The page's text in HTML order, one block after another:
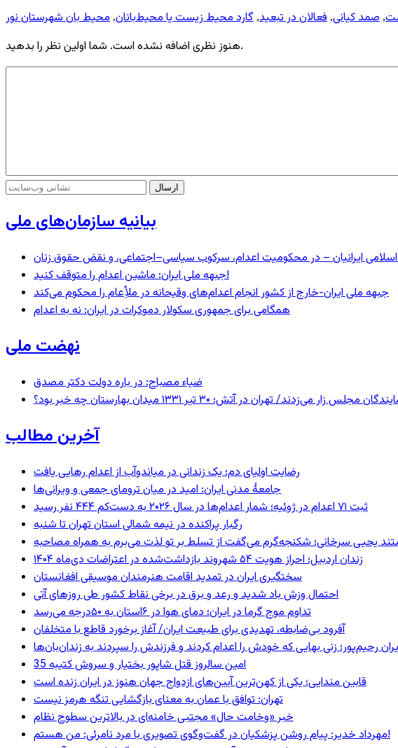
, صمد کیانی, فعالان در تبعید, گارد محيط زيست یا محيط‌بانان, محیط بان شهرستان نور
هنوز نظری اضافه نشده است. شما اولین نظر را بدهید.
بیانیه سازمان‌های ملی
اسلامی ایرانیان – در محکومیت اعدام، سرکوب سیاسی–اجتماعی، و نقض حقوق زنان
جبهه ملی ایران: ماشین اعدام را متوقف کنید!
جبهه ملی ایران-خارج از کشور انجام اعدام‌های وقیحانه در ملأِعام را محکوم می‌کند
همگامی برای جمهوری سکولار دموکرات در ایران: نه به اعدام
نهضت ملی
ضیاء مصباح: در باره دولت دکتر مصدق
تهران در آتش؛ ۳۰ تیر ۱۳۳۱ میدان بهارستان چه خبر بود؟
آخرین مطالب
رضایت اولیای دم؛ یک زندانی در میاندوآب از اعدام رهایی یافت
جامعهٔ مدنی ایران: امید در میان ترومای جمعی و ویرانی‌ها
ثبت ۷۱ اعدام در ژوئیه؛ شمار اعدام‌ها در سال ۲۰۲۶ به دست‌کم ۴۴۴ نفر رسید
رگبار پراکنده در نیمه شمالی استان تهران تا شنبه
یحیی سرخانی؛ شکنجه‌گرم می‌گفت از تسلط بر تو لذت می‌برم به همراه مصاحبه
زندان اردبیل؛ احراز هویت ۵۴ شهروند بازداشت‌شده در اعتراضات دی‌ماه ۱۴۰۴
سختگیری ایران در تمدید اقامت هنرمندان موسیقی افغانستان
احتمال وزش باد شدید و رعد و برق در برخی نقاط کشور طی روزهای آتی
تداوم موج گرما در ایران؛ دمای هوا در ۶استان به ۵۰درجه می‌رسد
آفرود بی‌ضابطه، تهدیدی برای طبیعت ایران/ آغاز برخورد قاطع با متخلفان
رحیم‌پور؛ زنی بهایی که خودش را اعدام کردند و فرزندش را سپردند به زندان‌بان‌ها
35 امین سالروز قتل شاپور بختیار و سروش کتیبه
قابین مندایی؛ یکی از کهن‌ترین آیین‌های ازدواج جهان هنوز در ایران زنده است
تهران: توافق با عمان به معنای بازگشایی تنگه هرمز نیست
خبر «وخامت حال» مجتبی خامنه‌ای در بالاترین سطوح نظام
مهرداد خدیر: پیام روشن پزشکیان در گفت‌و‌گوی تصویری با مرد نامرئی: من هستم!